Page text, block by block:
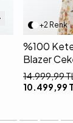
+2 Renk
%100
Blazer
14.999,99
10.499,99